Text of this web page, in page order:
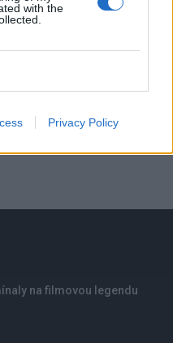
with the
Privacy Policy
na filmovou legendu